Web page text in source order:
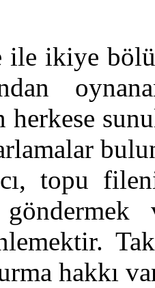
ikiye
topu
hakkı